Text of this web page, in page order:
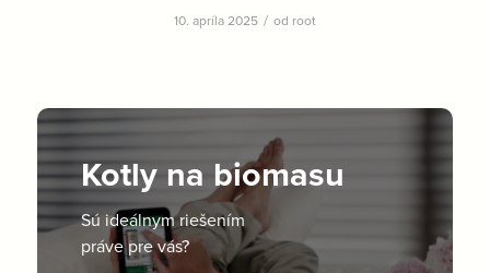
10. apríla 2025 / od root
Kotly na biomasu
Sú ideálnym riešením
práve pre vás?